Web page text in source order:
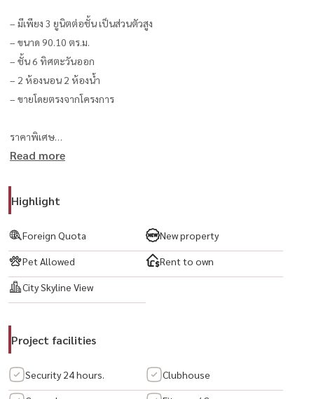
– มีเพียง 3 ยูนิตต่อชั้น เป็นส่วนตัวสูง
– ขนาด 90.10 ตร.ม.
– ชั้น 6 ทิศตะวันออก
– 2 ห้องนอน 2 ห้องน้ำ
– ขายโดยตรงจากโครงการ
ราคาพิเศษ
– จาก 15 ล้านบาท ลดเหลือ 13 ล้านบาท
– ฟรีค่าส่วนกลาง 5 ปี มูลค่ากว่า 800,000 บาท
– ฟรีค่าใช้จ่ายวันโอน
– ตรวจรับห้องฟรีโดยวิศวกรมืออาชีพ
– ให้คำปรึกษาฟรี
เหมาะทั้งอยู่อาศัยจริงและการลงทุน
For Sale – PYNN Soovijai Fully Furnished Penthouse – Final Unit
Read more
Highlight
Foreign Quota New property
Pet Allowed Rent to own
City Skyline View
Project facilities
Security 24 hours. Clubhouse